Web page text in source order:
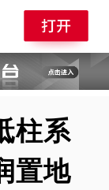
柱系
置地